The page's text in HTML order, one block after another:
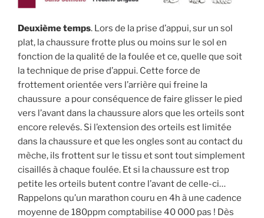
Deuxième temps. Lors de la prise d’appui, sur un sol
plat, la chaussure frotte plus ou moins sur le sol en
fonction de la qualité de la foulée et ce, quelle que soit
la technique de prise d’appui. Cette force de
frottement orientée vers l’arrière qui freine la
chaussure a pour conséquence de faire glisser le pied
vers l’avant dans la chaussure alors que les orteils sont
encore relevés. Si l’extension des orteils est limitée
dans la chaussure et que les ongles sont au contact du
mèche, ils frottent sur le tissu et sont tout simplement
cisaillés à chaque foulée. Et si la chaussure est trop
petite les orteils butent contre l’avant de celle-ci…
Rappelons qu’un marathon couru en 4h à une cadence
moyenne de 180ppm comptabilise 40 000 pas ! Dès